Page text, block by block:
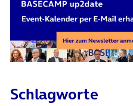
Schlagworte